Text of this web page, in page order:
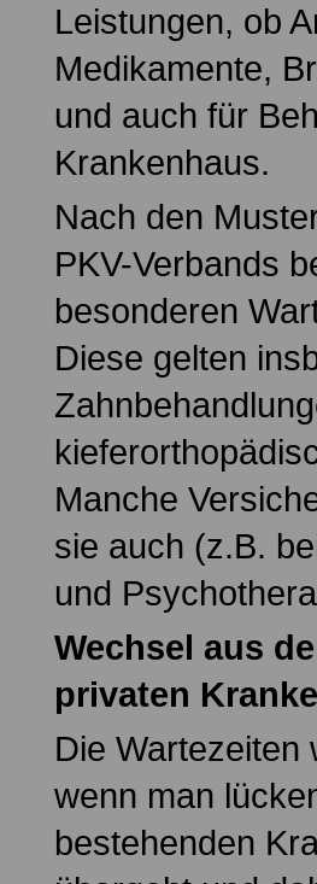
Leistungen, ob
Medikamente,
und auch für
Krankenhaus.
Nach den
PKV-Verbands
besonderen
Diese gelten
Manche
sie auch (z.B.
und
Wechsel aus
privaten
Die Wartezeiten
wenn man
bestehenden